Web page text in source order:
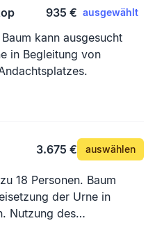
935 € ausgewählt
kann ausgesucht
in Begleitung von
3.675 € auswählen
18 Personen. Baum
der Urne in
Nutzung des